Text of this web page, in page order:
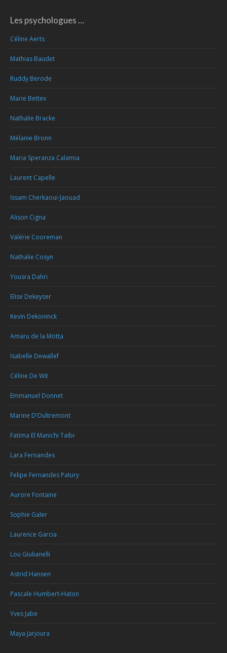
Les psychologues …
Céline Aerts
Mathias Baudet
Ruddy Berode
Marie Bettex
Nathalie Bracke
Mélanie Bronn
Maria Speranza Calamia
Laurent Capelle
Issam Cherkaoui-Jaouad
Alison Cigna
Valérie Cooreman
Nathalie Cosyn
Yousra Dahri
Elise Dekeyser
Kevin Dekoninck
Amaru de la Motta
Isabelle Dewallef
Céline De Wit
Emmanuel Donnet
Marine D’Oultremont
Fatima El Manichi Taibi
Lara Fernandes
Felipe Fernandes Patury
Aurore Fontaine
Sophie Galer
Laurence Garcia
Lou Giulianelli
Astrid Hansen
Pascale Humbert-Haton
Yves Jabe
Maya Jarjoura